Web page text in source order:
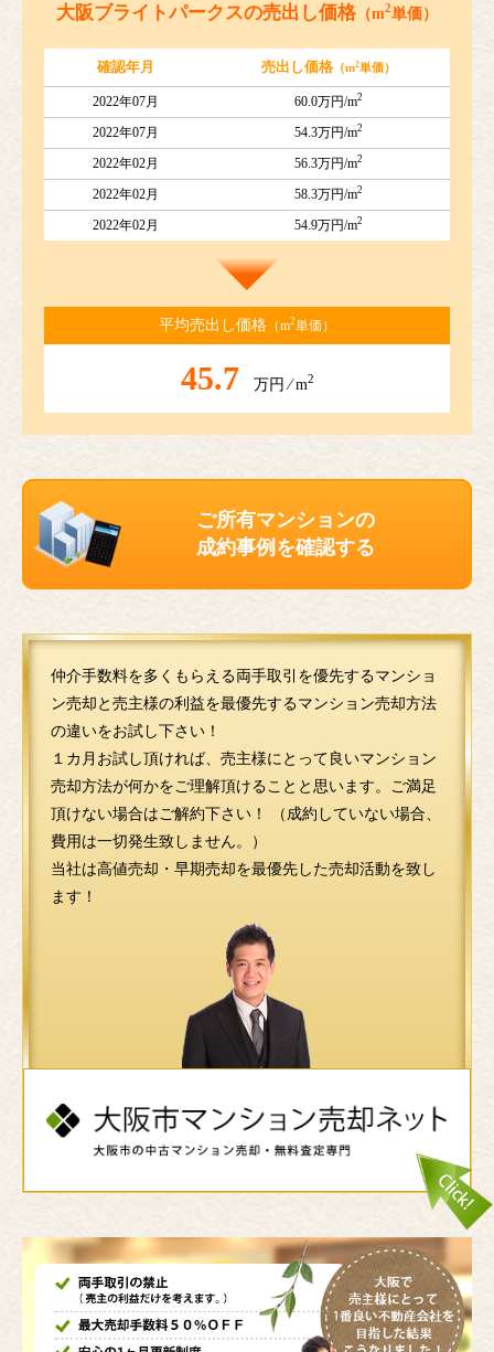
大阪ブライトパークスの売出し価格 （m2単価）
確認年月 売出し価格（m2単価）
2022年07月 60.0万円/m2
2022年07月 54.3万円/m2
2022年02月 56.3万円/m2
2022年02月 58.3万円/m2
2022年02月 54.9万円/m2
平均売出し価格 （m2単価）
45.7 万円 ⁄ m2
ご所有マンションの
成約事例を確認する
仲介手数料を多くもらえる両手取引を優先するマンショ
ン売却と売主様の利益を最優先するマンション売却方法
の違いをお試し下さい！
１カ月お試し頂ければ、売主様にとって良いマンション
売却方法が何かをご理解頂けることと思います。ご満足
頂けない場合はご解約下さい！ （成約していない場合、
費用は一切発生致しません。）
当社は高値売却・早期売却を最優先した売却活動を致し
ます！